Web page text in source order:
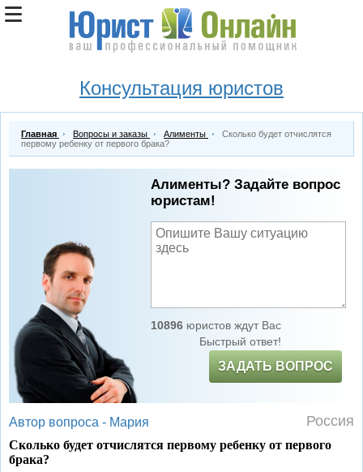
Консультация юристов
Главная Вопросы и заказы Алименты
Сколько будет отчислятся
первому ребенку от первого брака?
Алименты? Задайте вопрос
юристам!
10896юристов ждут Вас
Быстрый ответ!
ЗАДАТЬ ВОПРОС
Автор вопроса - Мария Россия
Сколько будет отчислятся первому ребенку от первого
брака?